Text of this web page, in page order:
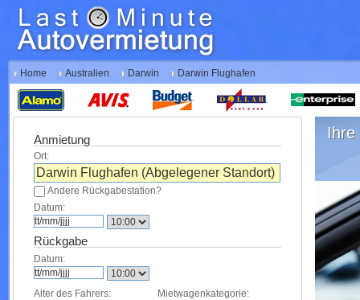
Home Australien Darwin Darwin Flughafen
Anmietung
Ort:
Andere Rückgabestation?
Datum:
Rückgabe
Datum:
Alter des Fahrers: Mietwagenkategorie:
Ihre